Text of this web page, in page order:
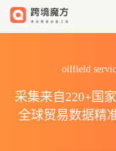
oilfield
采集来自220+国
全球贸易数据精